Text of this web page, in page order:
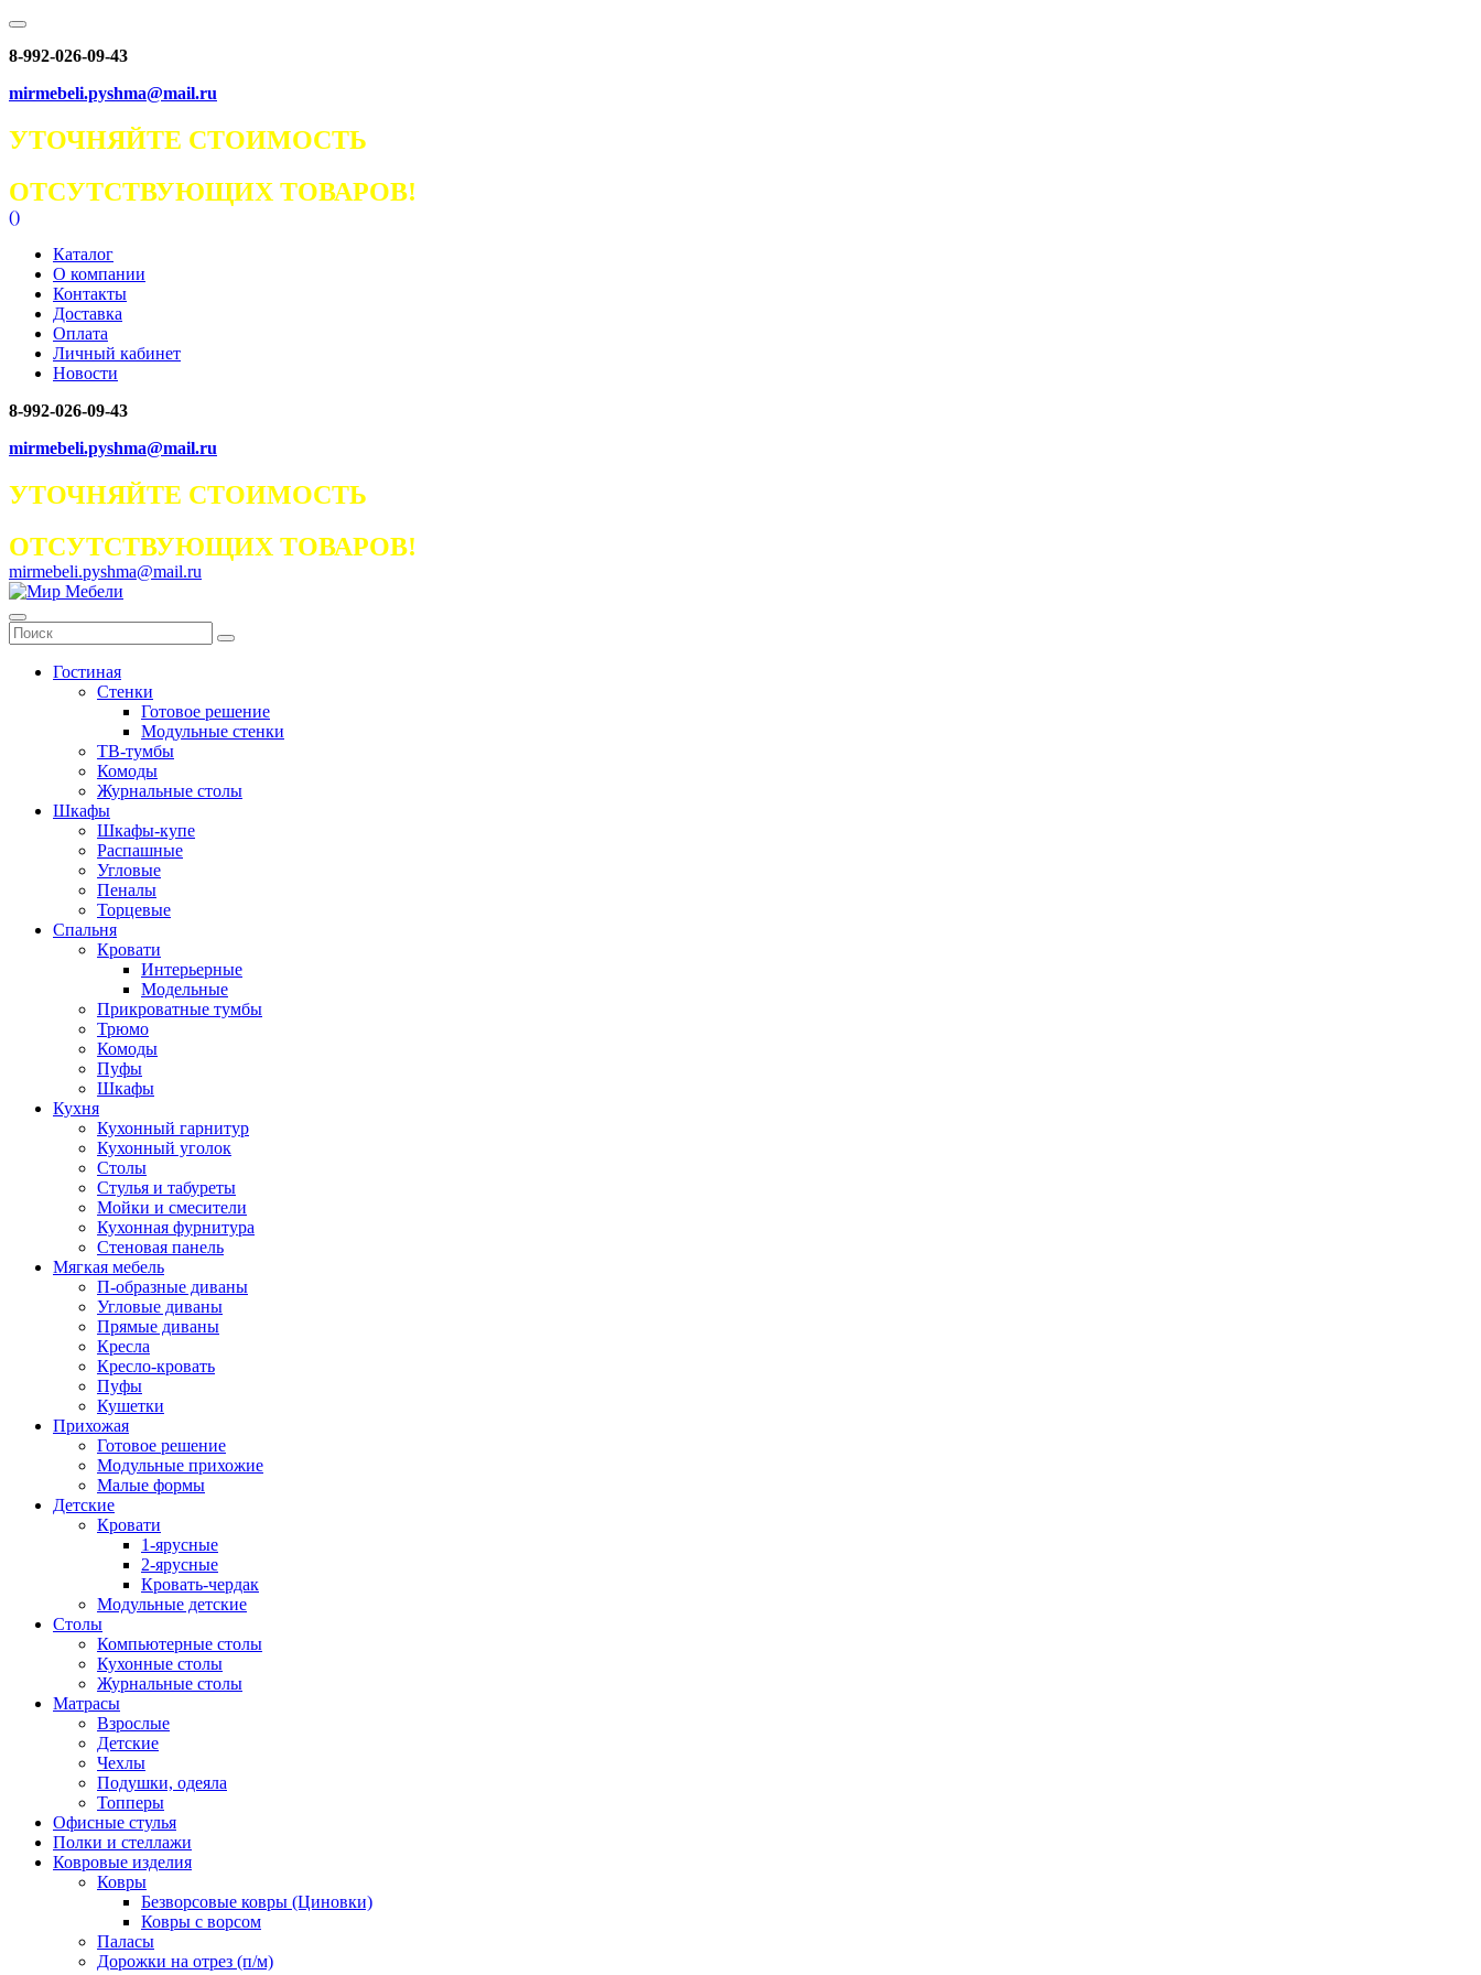
8-992-026-09-43
mirmebeli.pyshma@mail.ru
УТОЧНЯЙТЕ СТОИМОСТЬ
ОТСУТСТВУЮЩИХ ТОВАРОВ!
()
Каталог
О компании
Контакты
Доставка
Оплата
Личный кабинет
Новости
8-992-026-09-43
mirmebeli.pyshma@mail.ru
УТОЧНЯЙТЕ СТОИМОСТЬ
ОТСУТСТВУЮЩИХ ТОВАРОВ!
mirmebeli.pyshma@mail.ru
Гостиная
Стенки
Готовое решение
Модульные стенки
ТВ-тумбы
Комоды
Журнальные столы
Шкафы
Шкафы-купе
Распашные
Угловые
Пеналы
Торцевые
Спальня
Кровати
Интерьерные
Модельные
Прикроватные тумбы
Трюмо
Комоды
Пуфы
Шкафы
Кухня
Кухонный гарнитур
Кухонный уголок
Столы
Стулья и табуреты
Мойки и смесители
Кухонная фурнитура
Стеновая панель
Мягкая мебель
П-образные диваны
Угловые диваны
Прямые диваны
Кресла
Кресло-кровать
Пуфы
Кушетки
Прихожая
Готовое решение
Модульные прихожие
Малые формы
Детские
Кровати
1-ярусные
2-ярусные
Кровать-чердак
Модульные детские
Столы
Компьютерные столы
Кухонные столы
Журнальные столы
Матрасы
Взрослые
Детские
Чехлы
Подушки, одеяла
Топперы
Офисные стулья
Полки и стеллажи
Ковровые изделия
Ковры
Безворсовые ковры (Циновки)
Ковры с ворсом
Паласы
Дорожки на отрез (п/м)